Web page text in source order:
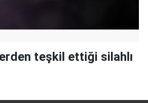
teşkil ettiği silahlı